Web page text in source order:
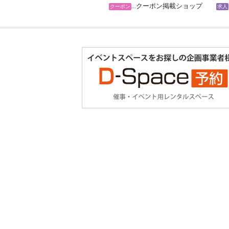
クーポン …クーポン掲載ショップ 求人